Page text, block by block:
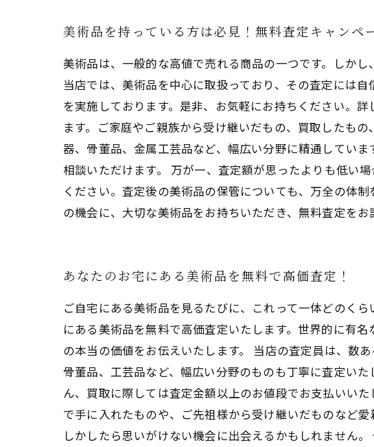
美術品を持っている方は必見！無料査定キャンペ
美術品は、一般的な高値で売れる商品の一つです。しか
当店では、美術品を中心に取扱っており、その査定には
を実施しております。是非、お気軽にお持ちください。
ます。ご家庭やご親族から受け継いだもの、買取したも
器、骨董品、金属工芸品など、幅広い分野に精通してい
相談いただけます。 万が一、査定額が思ったよりも低い
ください。査定後の美術品の保管についても、万全の体
の機会に、大切な美術品をお持ちいただき、無料査定をお
あなたのお宅にある美術品を無料で高価査定！
ご自宅にある美術品を見るたびに、これって一体どのく
にある美術品を無料で高価査定いたします。世界的に有
の本当の価値をお伝えいたします。 当店の査定員は、数
骨董品、工芸品など、幅広い分野のものも丁寧に査定い
ん、買取に際しては査定金額以上のお値段でお支払いい
で手に入れたものや、ご先祖様から受け継いだものなど
しかしたら思いがけない機会に出会えるかもしれません